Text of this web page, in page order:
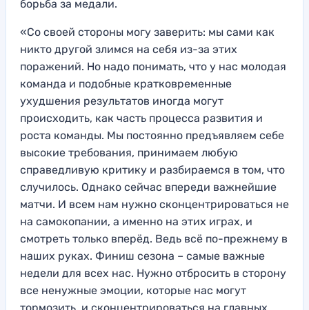
борьба за медали.
«Со своей стороны могу заверить: мы сами как
никто другой злимся на себя из-за этих
поражений. Но надо понимать, что у нас молодая
команда и подобные кратковременные
ухудшения результатов иногда могут
происходить, как часть процесса развития и
роста команды. Мы постоянно предъявляем себе
высокие требования, принимаем любую
справедливую критику и разбираемся в том, что
случилось. Однако сейчас впереди важнейшие
матчи. И всем нам нужно сконцентрироваться не
на самокопании, а именно на этих играх, и
смотреть только вперёд. Ведь всё по-прежнему в
наших руках. Финиш сезона – самые важные
недели для всех нас. Нужно отбросить в сторону
все ненужные эмоции, которые нас могут